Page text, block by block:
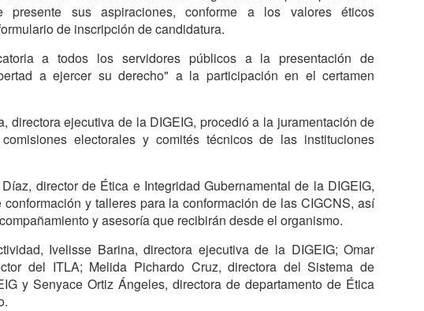
presente sus aspiraciones, conforme a los valores éticos
de inscripción de candidatura.
a todos los servidores públicos a la presentación de
a ejercer su derecho" a la participación en el certamen
directora ejecutiva de la DIGEIG, procedió a la juramentación de
electorales y comités técnicos de las instituciones
director de Ética e Integridad Gubernamental de la DIGEIG,
y talleres para la conformación de las CIGCNS, así
y asesoría que recibirán desde el organismo.
Ivelisse Barina, directora ejecutiva de la DIGEIG; Omar
del ITLA; Melida Pichardo Cruz, directora del Sistema de
y Senyace Ortiz Ángeles, directora de departamento de Ética